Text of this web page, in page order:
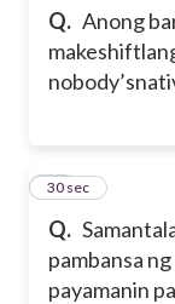
Q. Anong
Q.
pambansa
payamanin
13
30 sec